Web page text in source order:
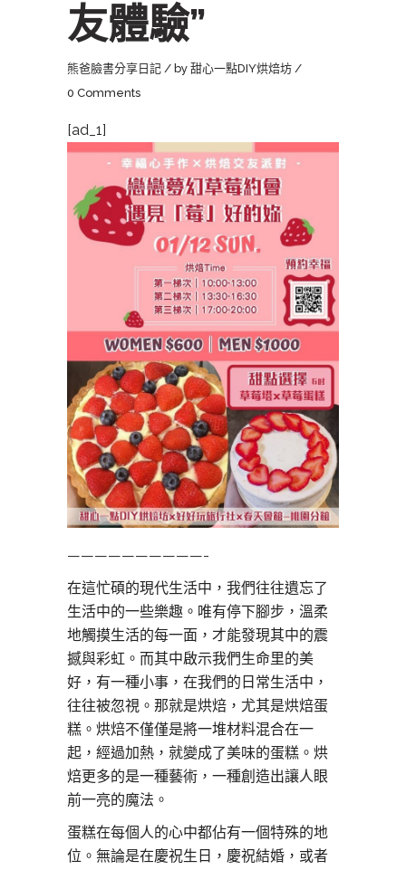
友體驗”
熊爸臉書分享日記 by 甜心一點DIY烘焙坊
0 Comments
[ad_1]
——————————-
在這忙碩的現代生活中，我們往往遺忘了
生活中的一些樂趣。唯有停下腳步，溫柔
地觸摸生活的每一面，才能發現其中的震
撼與彩虹。而其中啟示我們生命里的美
好，有一種小事，在我們的日常生活中，
往往被忽視。那就是烘焙，尤其是烘焙蛋
糕。烘焙不僅僅是將一堆材料混合在一
起，經過加熱，就變成了美味的蛋糕。烘
焙更多的是一種藝術，一種創造出讓人眼
前一亮的魔法。
蛋糕在每個人的心中都佔有一個特殊的地
位。無論是在慶祝生日，慶祝結婚，或者